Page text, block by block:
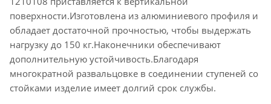
поверхности.Изготовлена из алюминиевого профиля и
обладает достаточной прочностью, чтобы выдержать
нагрузку до 150 кг.Наконечники обеспечивают
дополнительную устойчивость.Благодаря
многократной развальцовке в соединении ступеней со
стойками изделие имеет долгий срок службы.